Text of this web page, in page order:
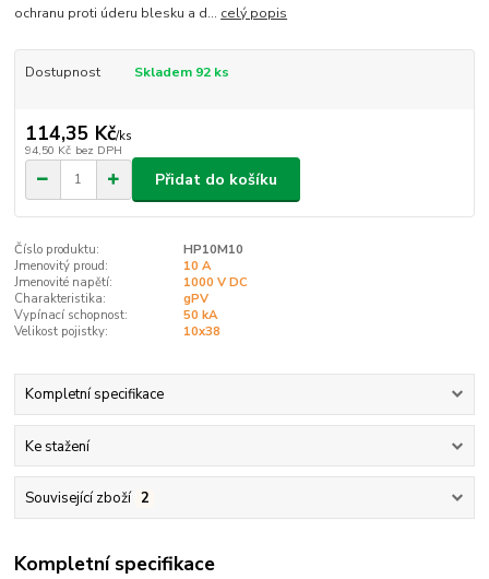
ochranu proti úderu blesku a d... celý popis
Dostupnost Skladem 92 ks
114,35 Kč/ks
94,50 Kč bez DPH
Přidat do košíku
Číslo produktu:
HP10M10
Jmenovitý proud:
10 A
Jmenovité napětí:
1000 V DC
Charakteristika:
gPV
Vypínací schopnost:
50 kA
Velikost pojistky:
10x38
Kompletní specifikace
Ke stažení
Související zboží 2
Kompletní specifikace